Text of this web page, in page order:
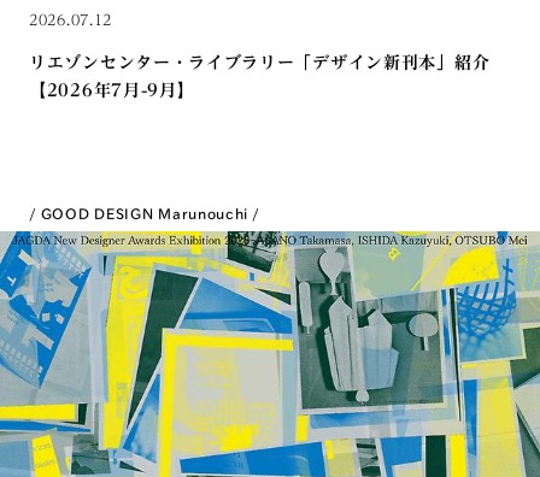
2026.07.12
リエゾンセンター・ライブラリー「デザイン新刊本」紹介
【2026年7月-9月】
GOOD DESIGN Marunouchi